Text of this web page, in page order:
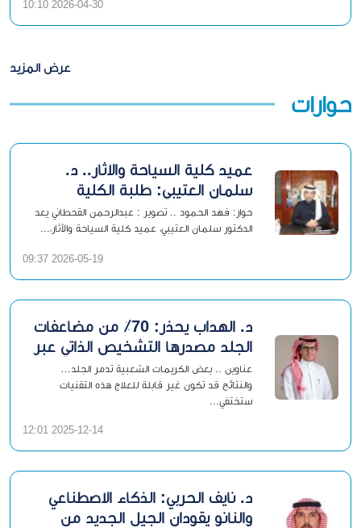
2026-04-30 10:10
عرض المزيد
حوارات
عميد كلية السياحة والآثار.. د.
سلمان العتيبي: طلبة الكلية
يعيشون «الفترة الذهبية»
حوار: فهد الحمود .. تصوير : عبدالرحمن القحطاني يعد
الدكتور سلمان العتيبي، عميد كلية السياحة والآثار،...
2026-05-19 09:37
د. الهداب يحذر: 70٪ من مضاعفات
الجلد مصدرها التشخيص الذاتي عبر
الإنترنت!
عناوين .. بعض الكريمات الشعبية تدمر الجلد…
والنتائج قد تكون غير قابلة للعلاج هذه التقنيات
ستختفي...
2025-12-14 12:01
د. نايف الحربي: الذكاء الاصطناعي
والنانو يقودان الجيل الجديد من